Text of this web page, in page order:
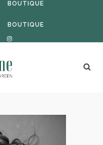
BOUTIQUE
BOUTIQUE